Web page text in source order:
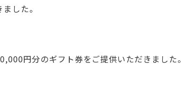
した。
円分のギフト券をご提供いただきました。